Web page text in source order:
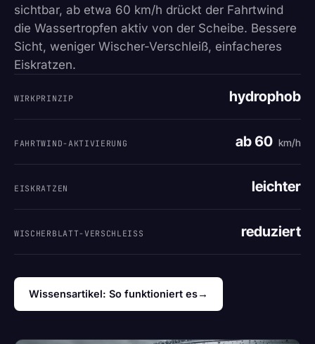
sichtbar, ab etwa 60 km/h drückt der Fahrtwind
die Wassertropfen aktiv von der Scheibe. Bessere
Sicht, weniger Wischer-Verschleiß, einfacheres
Eiskratzen.
WIRKPRINZIP hydrophob
FAHRTWIND-AKTIVIERUNG ab 60 km/h
EISKRATZEN leichter
WISCHERBLATT-VERSCHLEISS reduziert
Wissensartikel: So funktioniert es→